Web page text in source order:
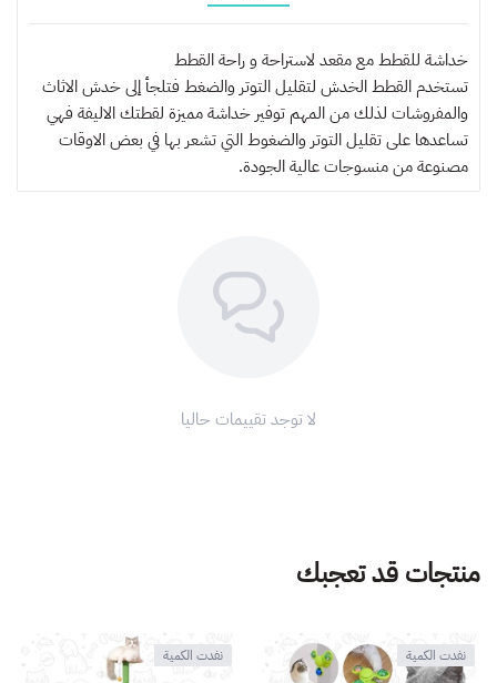
خداشة للقطط مع مقعد لاستراحة و راحة القطط
تستخدم القطط الخدش لتقليل التوتر والضغط فتلجأ إلى خدش الاثاث
والمفروشات لذلك من المهم توفير خداشة مميزة لقطتك الاليفة فهي
تساعدها على تقليل التوتر والضغوط التي تشعر بها في بعض الاوقات
مصنوعة من منسوجات عالية الجودة.
لا توجد تقييمات حاليا
منتجات قد تعجبك
نفدت الكمية نفدت الكمية